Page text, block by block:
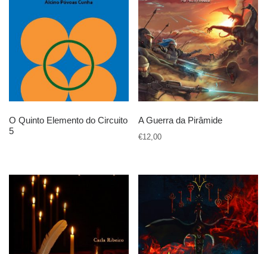
O Quinto Elemento do Circuito
5
A Guerra da Pirâmide
€12,00